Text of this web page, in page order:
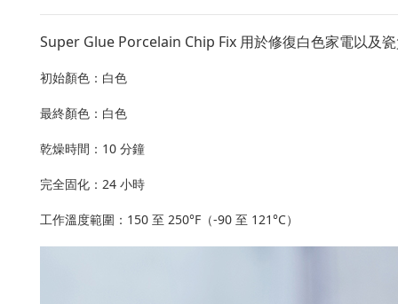
Super Glue Porcelain Chip Fix 用於修復白色家電以及
初始顏色：白色
最終顏色：白色
乾燥時間：10 分鐘
完全固化：24 小時
工作溫度範圍：150 至 250°F（-90 至 121°C）